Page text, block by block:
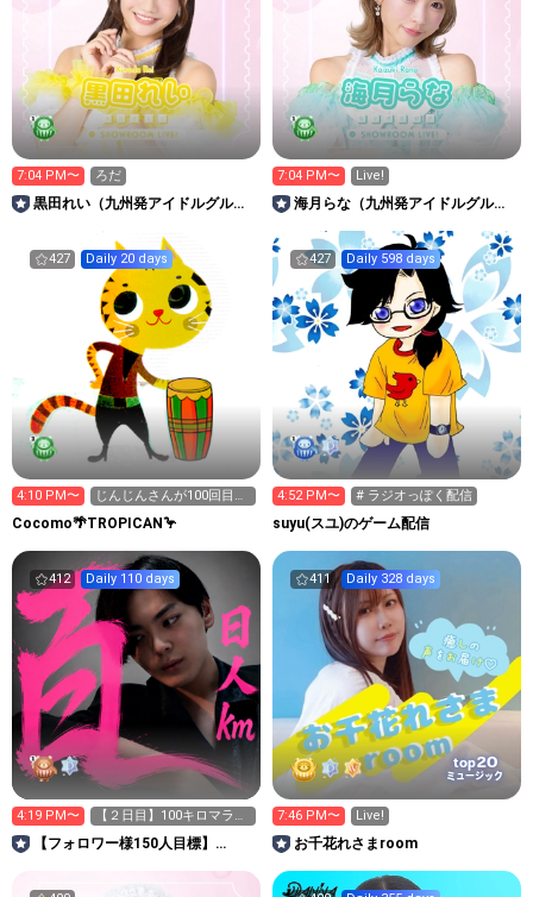
7:04 PM〜 ろだ
黒田れい（九州発アイドルグルー
7:04 PM〜 Live!
海月らな（九州発アイドルグルー
427 Daily 20 days
4:10 PM〜
じんじんさんが100回目の
訪問🎉
Cocomo🌴TROPICAN🦩
427 Daily 598 days
4:52 PM〜 # ラジオっぽく配信
suyu(スユ)のゲーム配信
412 Daily 110 days
4:19 PM〜
【２日目】100キロマラソ
ン 頑張りま〜す🎉
【フォロワー様150人目標】
411 Daily 328 days
top20
ミュージック
7:46 PM〜 Live!
お千花れさまroom